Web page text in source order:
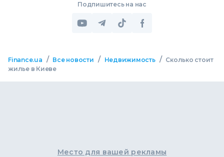
Подпишитесь на нас
Finance.ua / Все новости / Недвижимость / Сколько стоит
жилье в Киеве
Место для вашей рекламы